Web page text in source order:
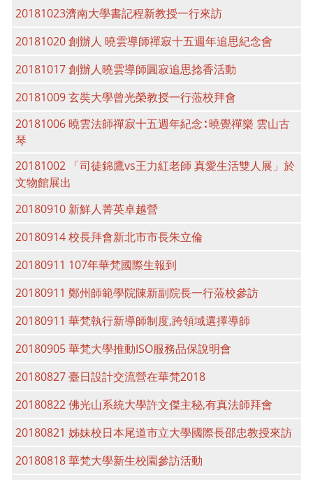
20181023濟南大學書記程新教授一行來訪
20181020 創辦人 曉雲導師禪寂十五週年追思紀念會
20181017 創辦人曉雲導師圓寂追思捻香活動
20181009 玄奘大學曾光榮教授一行蒞校拜會
20181006 曉雲法師禪寂十五週年紀念∶ 曉覺禪樂 雲山古
琴
20181002 「司徒錦鷹vs王力紅老師 真愛生活雙人展」於
文物館展出
20180910 新鮮人菁英卓越營
20180914 校長拜會新北市市長朱立倫
20180911 107年華梵國際生報到
20180911 鄭州師範學院陳新副院長一行蒞校參訪
20180911 華梵執行新導師制度,跨領域選擇導師
20180905 華梵大學推動ISO服務品保說明會
20180827 臺日設計交流營在華梵2018
20180822 佛光山系統大學許文傑主秘,有真法師拜會
20180821 姊妹校日本尾道市立大學國際長邵忠教授來訪
20180818 華梵大學新生校園參訪活動